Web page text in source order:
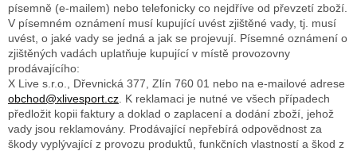
písemně (e-mailem) nebo telefonicky co nejdříve od převzetí zboží.
V písemném oznámení musí kupující uvést zjištěné vady, tj. musí
uvést, o jaké vady se jedná a jak se projevují. Písemné oznámení o
zjištěných vadách uplatňuje kupující v místě provozovny
prodávajícího:
X Live s.r.o., Dřevnická 377, Zlín 760 01 nebo na e-mailové adrese
obchod@xlivesport.cz . K reklamaci je nutné ve všech případech
předložit kopii faktury a doklad o zaplacení a dodání zboží, jehož
vady jsou reklamovány. Prodávající nepřebírá odpovědnost za
škody vyplývající z provozu produktů, funkčních vlastností a škod z